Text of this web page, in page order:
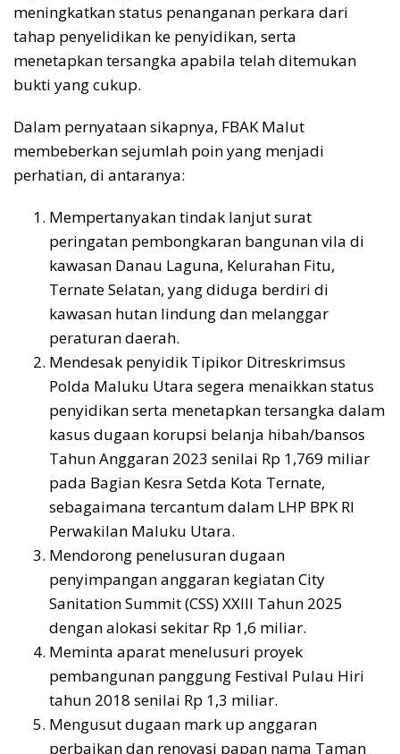
meningkatkan status penanganan perkara dari
tahap penyelidikan ke penyidikan, serta
menetapkan tersangka apabila telah ditemukan
bukti yang cukup.
Dalam pernyataan sikapnya, FBAK Malut
membeberkan sejumlah poin yang menjadi
perhatian, di antaranya:
Mempertanyakan tindak lanjut surat
peringatan pembongkaran bangunan vila di
kawasan Danau Laguna, Kelurahan Fitu,
Ternate Selatan, yang diduga berdiri di
kawasan hutan lindung dan melanggar
peraturan daerah.
Mendesak penyidik Tipikor Ditreskrimsus
Polda Maluku Utara segera menaikkan status
penyidikan serta menetapkan tersangka dalam
kasus dugaan korupsi belanja hibah/bansos
Tahun Anggaran 2023 senilai Rp 1,769 miliar
pada Bagian Kesra Setda Kota Ternate,
sebagaimana tercantum dalam LHP BPK RI
Perwakilan Maluku Utara.
Mendorong penelusuran dugaan
penyimpangan anggaran kegiatan City
Sanitation Summit (CSS) XXIII Tahun 2025
dengan alokasi sekitar Rp 1,6 miliar.
Meminta aparat menelusuri proyek
pembangunan panggung Festival Pulau Hiri
tahun 2018 senilai Rp 1,3 miliar.
Mengusut dugaan mark up anggaran
perbaikan dan renovasi papan nama Taman